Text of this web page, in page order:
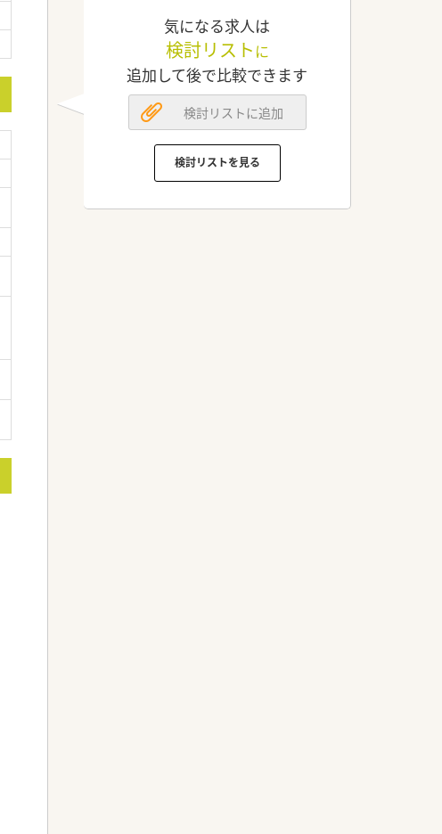
気になる求人は
検討リスト に
追加して後で比較できます
検討リストに追加
検討リストを見る